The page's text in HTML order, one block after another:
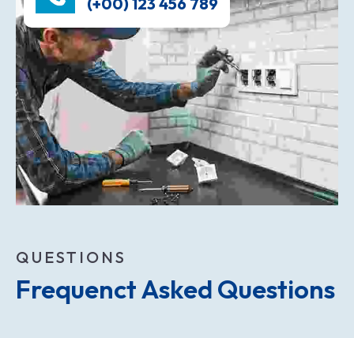
QUESTIONS
Frequenct Asked Questions